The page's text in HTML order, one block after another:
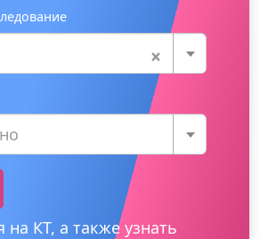
×
на КТ, а также узнать